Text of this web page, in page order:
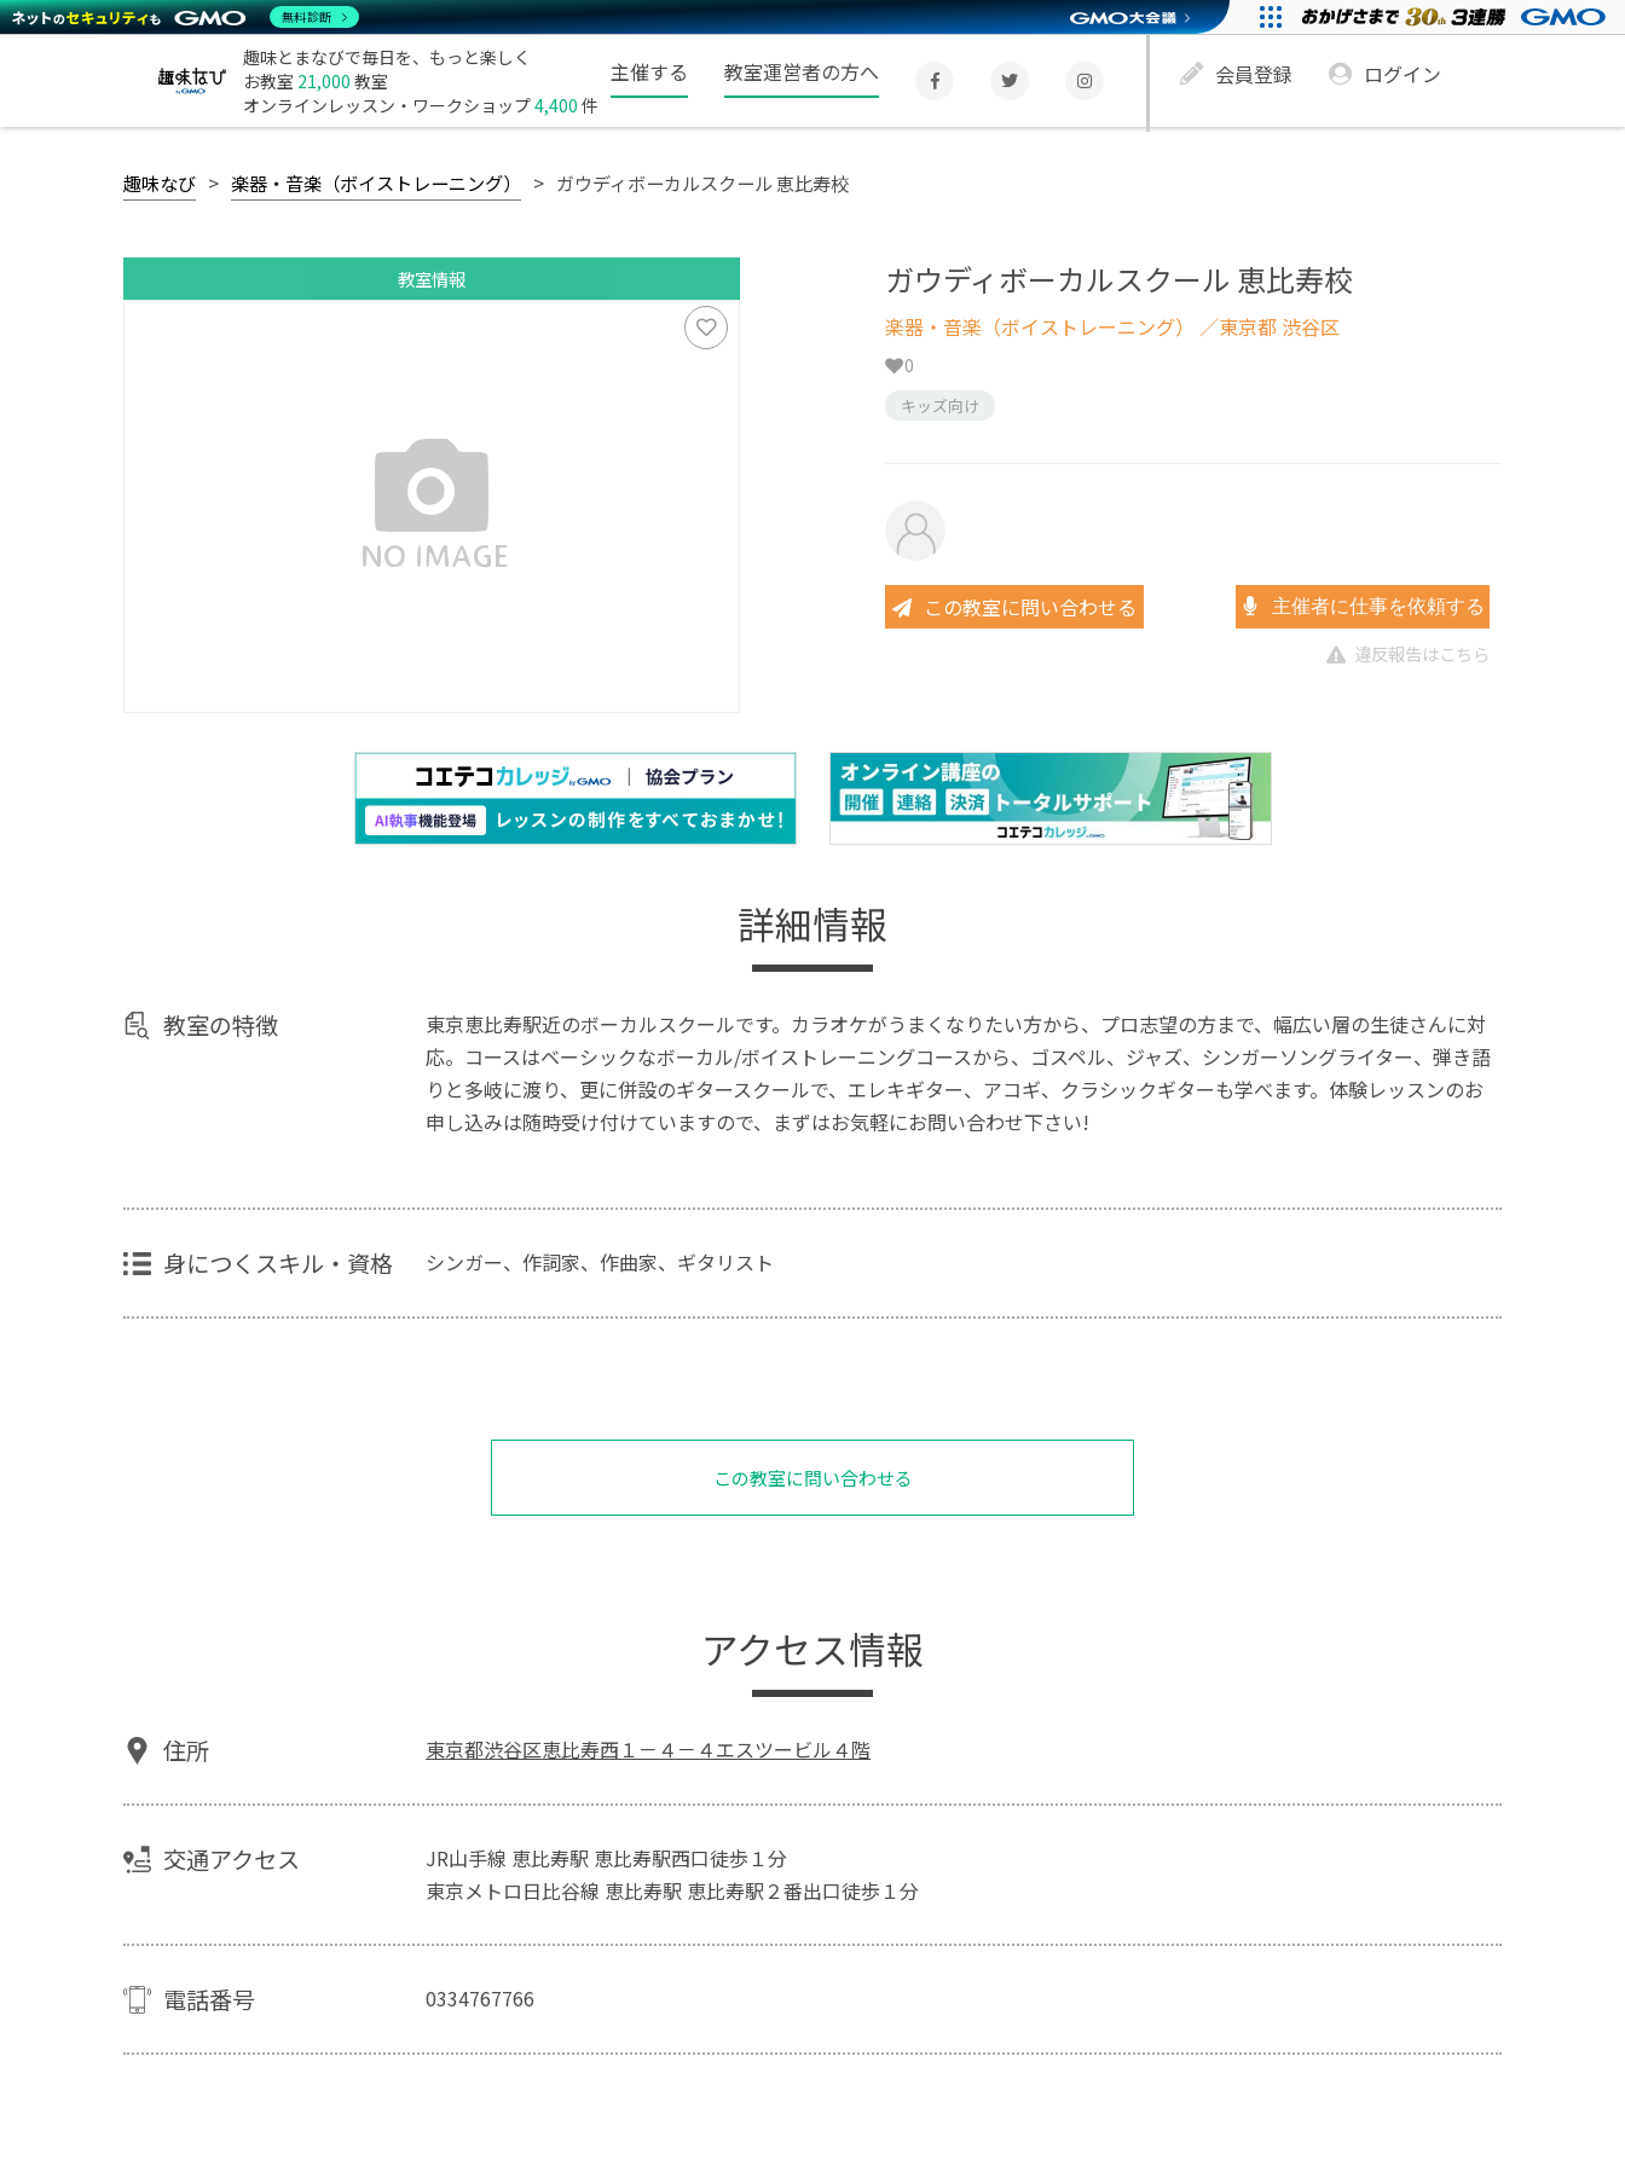
趣味とまなびで毎日を、もっと楽しく
お教室 21,000 教室
オンラインレッスン・ワークショップ4,400 件
主催する 教室運営者の方へ 会員登録 ログイン
趣味なび 楽器・音楽（ボイストレーニング） ガウディボーカルスクール 恵比寿校
教室情報 ガウディボーカルスクール 恵比寿校
楽器・音楽（ボイストレーニング） ／東京都 渋谷区
0
キッズ向け
この教室に問い合わせる 主催者に仕事を依頼する
違反報告はこちら
詳細情報
教室の特徴
東京恵比寿駅近のボーカルスクールです。カラオケがうまくなりたい方から、プロ志望の方まで、幅広い層の生徒さんに対
応。コースはベーシックなボーカル/ボイストレーニングコースから、ゴスペル、ジャズ、シンガーソングライター、弾き語
りと多岐に渡り、更に併設のギタースクールで、エレキギター、アコギ、クラシックギターも学べます。体験レッスンのお
申し込みは随時受け付けていますので、まずはお気軽にお問い合わせ下さい!
身につくスキル・資格 シンガー、作詞家、作曲家、ギタリスト
この教室に問い合わせる
アクセス情報
住所 東京都渋谷区恵比寿西１－４－４エスツービル４階
交通アクセス
JR山手線 恵比寿駅 恵比寿駅西口徒歩１分
東京メトロ日比谷線 恵比寿駅 恵比寿駅２番出口徒歩１分
電話番号 0334767766
無料診断